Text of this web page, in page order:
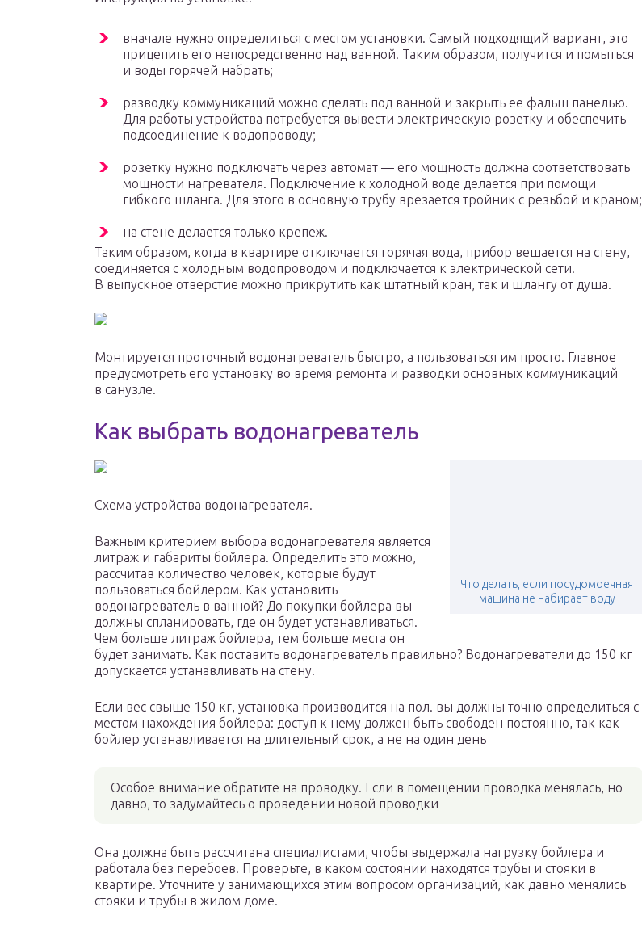
вначале нужно определиться с местом установки. Самый подходящий вариант, это
прицепить его непосредственно над ванной. Таким образом, получится и помыться
и воды горячей набрать;
разводку коммуникаций можно сделать под ванной и закрыть ее фальш панелью.
Для работы устройства потребуется вывести электрическую розетку и обеспечить
подсоединение к водопроводу;
розетку нужно подключать через автомат — его мощность должна соответствовать
мощности нагревателя. Подключение к холодной воде делается при помощи
гибкого шланга. Для этого в основную трубу врезается тройник с резьбой и краном;
на стене делается только крепеж.
Таким образом, когда в квартире отключается горячая вода, прибор вешается на стену,
соединяется с холодным водопроводом и подключается к электрической сети.
В выпускное отверстие можно прикрутить как штатный кран, так и шлангу от душа.
Монтируется проточный водонагреватель быстро, а пользоваться им просто. Главное
предусмотреть его установку во время ремонта и разводки основных коммуникаций
в санузле.
Как выбрать водонагреватель
Что делать, если посудомоечная
машина не набирает воду
Схема устройства водонагревателя.
Важным критерием выбора водонагревателя является
литраж и габариты бойлера. Определить это можно,
рассчитав количество человек, которые будут
пользоваться бойлером. Как установить
водонагреватель в ванной? До покупки бойлера вы
должны спланировать, где он будет устанавливаться.
Чем больше литраж бойлера, тем больше места он
будет занимать. Как поставить водонагреватель правильно? Водонагреватели до 150 кг
допускается устанавливать на стену.
Если вес свыше 150 кг, установка производится на пол. вы должны точно определиться с
местом нахождения бойлера: доступ к нему должен быть свободен постоянно, так как
бойлер устанавливается на длительный срок, а не на один день
Особое внимание обратите на проводку. Если в помещении проводка менялась, но
давно, то задумайтесь о проведении новой проводки
Она должна быть рассчитана специалистами, чтобы выдержала нагрузку бойлера и
работала без перебоев. Проверьте, в каком состоянии находятся трубы и стояки в
квартире. Уточните у занимающихся этим вопросом организаций, как давно менялись
стояки и трубы в жилом доме.